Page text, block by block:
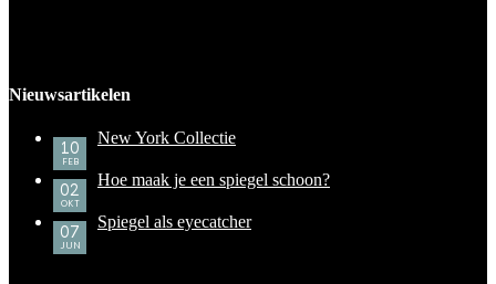
Nieuwsartikelen
10
FEB
New York Collectie
02
OKT
Hoe maak je een spiegel schoon?
07
JUN
Spiegel als eyecatcher